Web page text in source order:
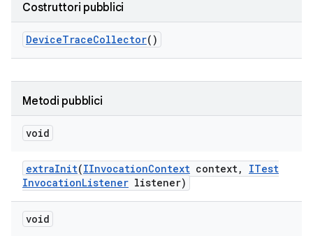
Costruttori pubblici
DeviceTraceCollector()
Metodi pubblici
void
extraInit(IInvocationContext context,
ITest
InvocationListener listener)
void